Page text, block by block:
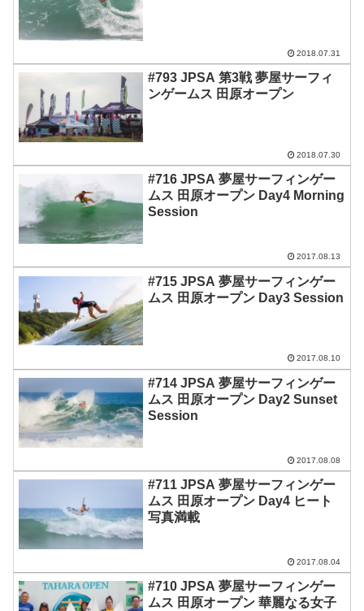
2018.07.31
#793 JPSA 第3戦 夢屋サーフィ
ンゲームス 田原オープン
2018.07.30
#716 JPSA 夢屋サーフィンゲー
ムス 田原オープン Day4 Morning
Session
2017.08.13
#715 JPSA 夢屋サーフィンゲー
ムス 田原オープン Day3 Session
2017.08.10
#714 JPSA 夢屋サーフィンゲー
ムス 田原オープン Day2 Sunset
Session
2017.08.08
#711 JPSA 夢屋サーフィンゲー
ムス 田原オープン Day4 ヒート
写真満載
2017.08.04
#710 JPSA 夢屋サーフィンゲー
ムス 田原オープン 華麗なる女子